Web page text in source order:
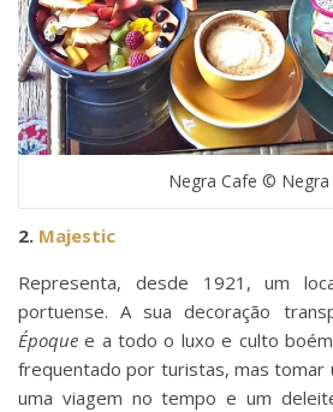
Negra Cafe © Negra
2. Majestic
Representa, desde 1921, um
portuense. A sua decoração
Époquee a todo o luxo e culto
frequentado por turistas, mas tomar
uma viagem no tempo e um